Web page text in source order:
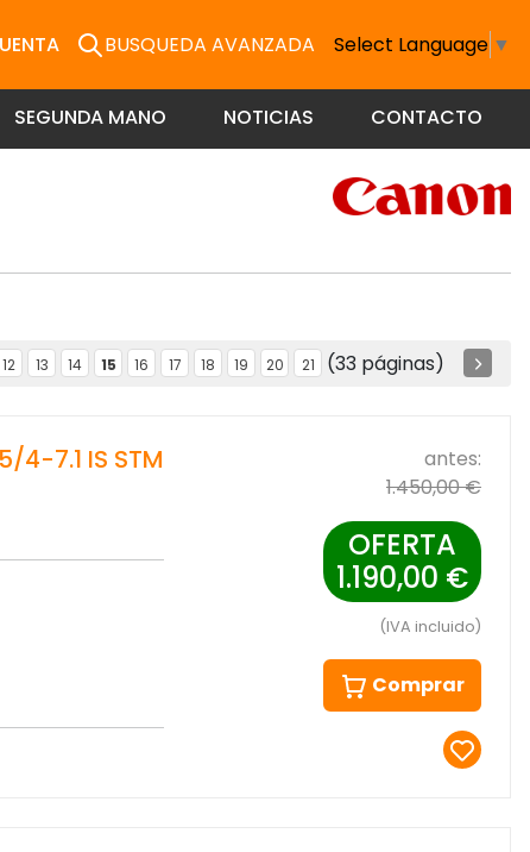
BUSQUEDA AVANZADA Select Language ▼
SEGUNDA MANO NOTICIAS CONTACTO
12 13 14 15 16 17 18 19 20 21 (33 páginas)
4-7.1 IS STM
antes:
1.450,00 €
OFERTA
1.190,00 €
(IVA incluido)
Comprar